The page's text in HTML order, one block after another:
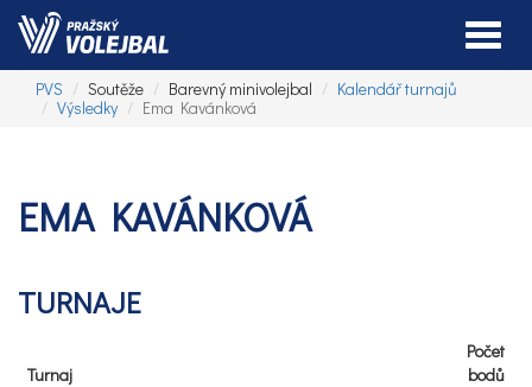
PVS Soutěže Barevný minivolejbal
Kalendář turnajů
Výsledky
Ema Kavánková
EMA KAVÁNKOVÁ
TURNAJE
Turnaj
Počet
bodů